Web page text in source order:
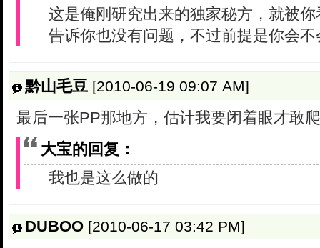
这是俺刚研究出来的独家秘方，就被
告诉你也没有问题，不过前提是你会
黔山毛豆 [2010-06-19 09:07 AM]
最后一张PP那地方，估计我要闭着眼才敢
大宝的回复：
我也是这么做的
DUBOO [2010-06-17 03:42 PM]